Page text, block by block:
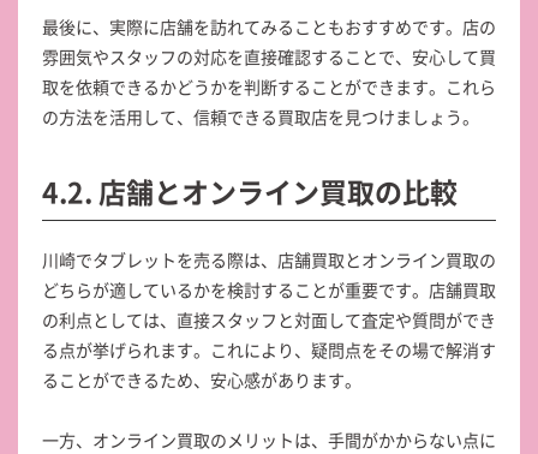
最後に、実際に店舗を訪れてみることもおすすめです。店の
雰囲気やスタッフの対応を直接確認することで、安心して買
取を依頼できるかどうかを判断することができます。これら
の方法を活用して、信頼できる買取店を見つけましょう。
4.2. 店舗とオンライン買取の比較
川崎でタブレットを売る際は、店舗買取とオンライン買取の
どちらが適しているかを検討することが重要です。店舗買取
の利点としては、直接スタッフと対面して査定や質問ができ
る点が挙げられます。これにより、疑問点をその場で解消す
ることができるため、安心感があります。
一方、オンライン買取のメリットは、手間がかからない点に